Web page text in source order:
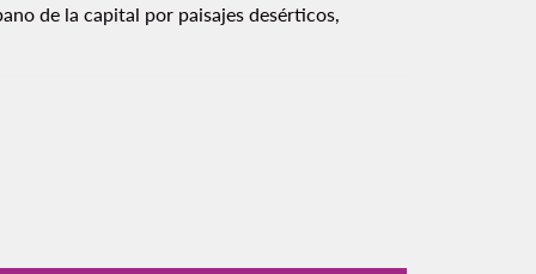
de la capital por paisajes desérticos,